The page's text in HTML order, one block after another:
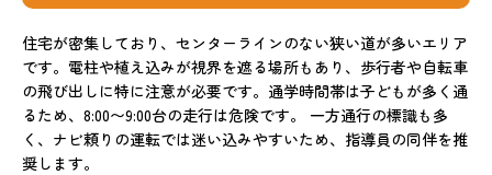
住宅が密集しており、センターラインのない狭い道が多いエリア
です。電柱や植え込みが視界を遮る場所もあり、歩行者や自転車
の飛び出しに特に注意が必要です。通学時間帯は子どもが多く通
るため、8:00〜9:00台の走行は危険です。 一方通行の標識も多
く、ナビ頼りの運転では迷い込みやすいため、指導員の同伴を推
奨します。